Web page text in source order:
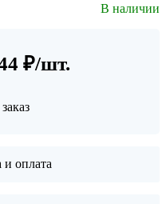
В наличии
₽/шт.
и оплата